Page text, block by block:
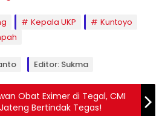
Kepala UKP
Kuntoyo
Editor: Sukma
Obat Eximer di Tegal, CMI
Bertindak Tegas!